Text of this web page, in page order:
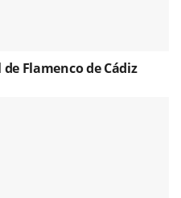
Flamenco de Cádiz